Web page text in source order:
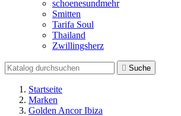
schoenesundmehr
Smitten
Tarifa Soul
Thailand
Zwillingsherz
 Suche
Startseite
Marken
Golden Ancor Ibiza